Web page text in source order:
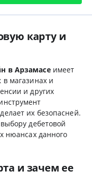
карту и
в Арзамасеимеет
магазинах и
и других
их безопасней.
дебетовой
нюансах данного
и зачем ее